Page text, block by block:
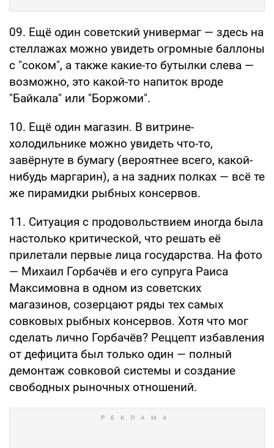
09. Ещё один советский универмаг — здесь на
стеллажах можно увидеть огромные баллоны
с "соком", а также какие-то бутылки слева —
возможно, это какой-то напиток вроде
"Байкала" или "Боржоми".
10. Ещё один магазин. В витрине-
холодильнике можно увидеть что-то,
завёрнуте в бумагу (вероятнее всего, какой-
нибудь маргарин), а на задних полках — всё те
же пирамидки рыбных консервов.
11. Ситуация с продовольствием иногда была
настолько критической, что решать её
прилетали первые лица государства. На фото
— Михаил Горбачёв и его супруга Раиса
Максимовна в одном из советских
магазинов, созерцают ряды тех самых
совковых рыбных консервов. Хотя что мог
сделать лично Горбачёв? Реццепт избавления
от дефицита был только один — полный
демонтаж совковой системы и создание
свободных рыночных отношений.